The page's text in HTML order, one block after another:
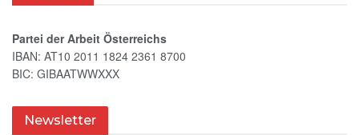
Partei der Arbeit Österreichs
IBAN: AT10 2011 1824 2361 8700
BIC: GIBAATWWXXX
Newsletter